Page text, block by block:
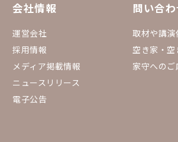
会社情報
運営会社
採用情報
メディア掲載情報
ニュースリリース
電子公告
問い合わ
取材や講演
空き家・空
家守へのご